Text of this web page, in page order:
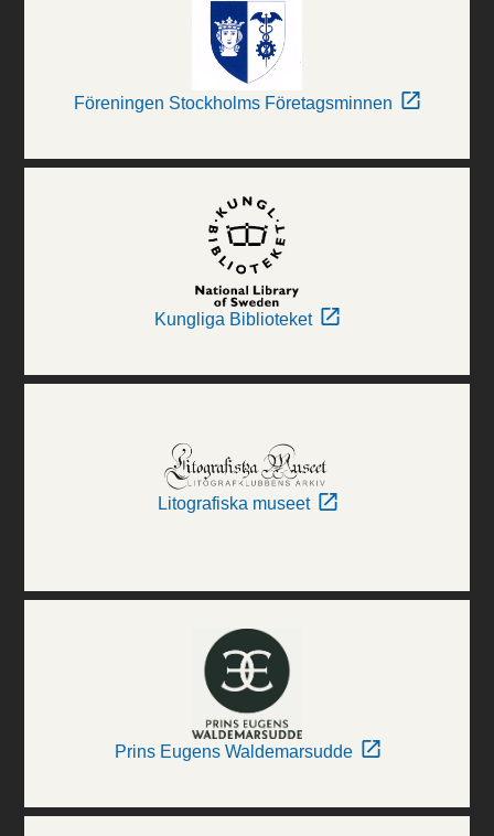
Föreningen Stockholms Företagsminnen
Kungliga Biblioteket
Litografiska museet
Prins Eugens Waldemarsudde